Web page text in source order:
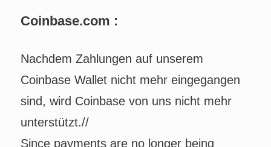
Coinbase.com :
Nachdem Zahlungen auf unserem
Coinbase Wallet nicht mehr eingegangen
sind, wird Coinbase von uns nicht mehr
unterstützt.//
Since payments are no longer being